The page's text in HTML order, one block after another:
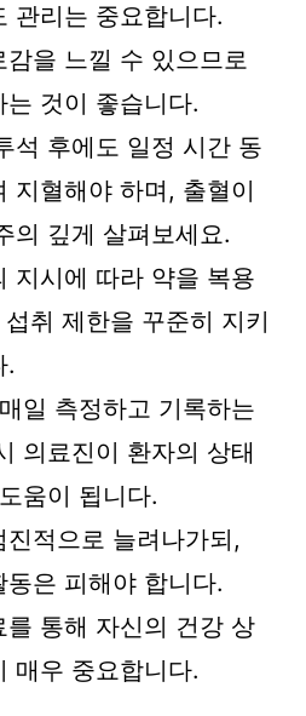
관리는 중요합니다.
을 느낄 수 있으므로
것이 좋습니다.
석 후에도 일정 시간 동
지혈해야 하며, 출혈이
의 깊게 살펴보세요.
지시에 따라 약을 복용
취 제한을 꾸준히 지키
.
일 측정하고 기록하는
의료진이 환자의 상태
움이 됩니다.
적으로 늘려나가되,
은 피해야 합니다.
통해 자신의 건강 상
매우 중요합니다.